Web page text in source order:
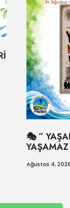
🎭 ”
Ağustos 4, 2026